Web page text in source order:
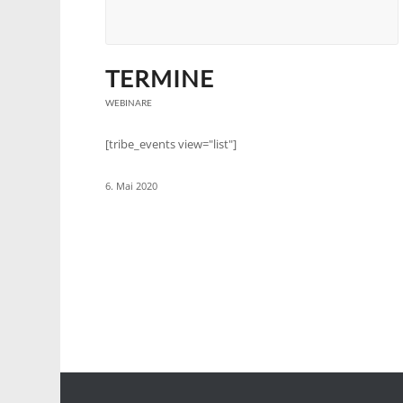
TERMINE
WEBINARE
[tribe_events view="list"]
6. Mai 2020